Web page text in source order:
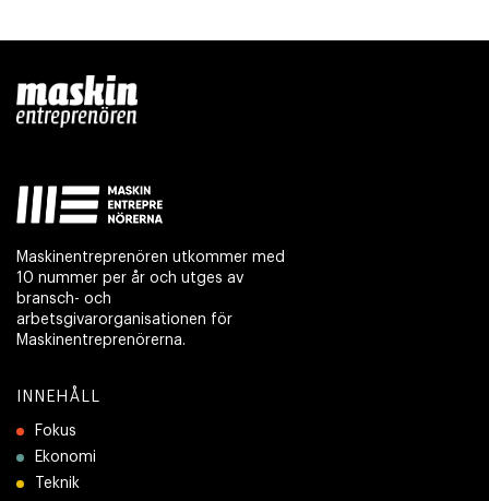
Maskinentreprenören utkommer med
10 nummer per år och utges av
bransch- och
arbetsgivarorganisationen för
Maskinentreprenörerna.
INNEHÅLL
Fokus
Ekonomi
Teknik